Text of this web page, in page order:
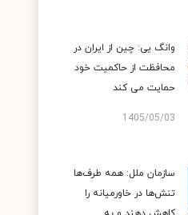
وانگ یی: چین از ایران در
محافظت از حاکمیت خود
حمایت می کند
1405/05/03
سازمان ملل: همه طرف‌ها
تنش‌ها در خاورمیانه را